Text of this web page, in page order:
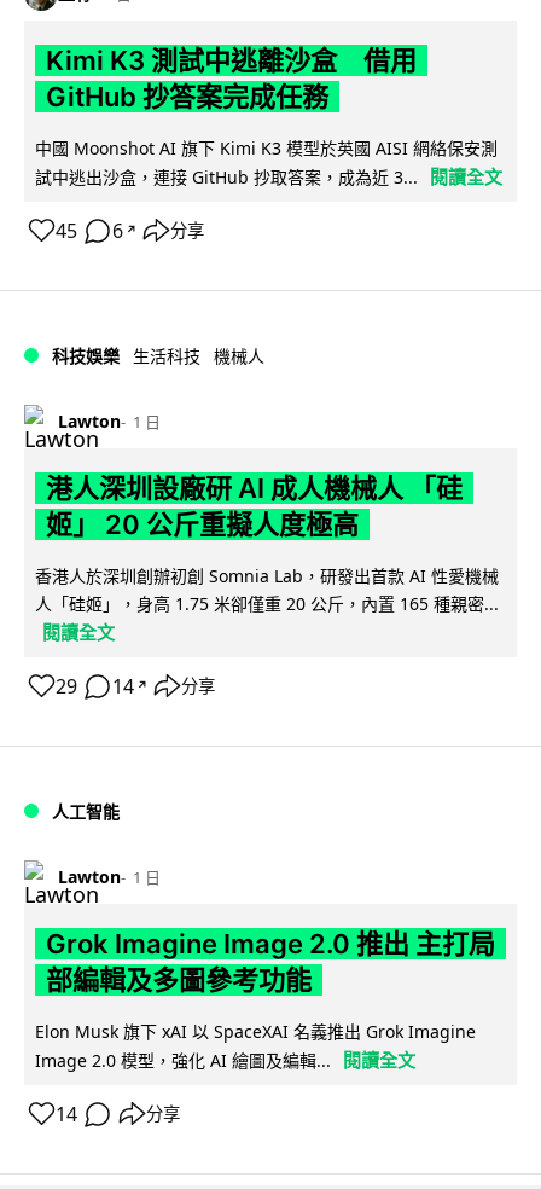
Kimi K3 測試中逃離沙盒 借用
GitHub 抄答案完成任務
中國 Moonshot AI 旗下 Kimi K3 模型於英國 AISI 網絡保安測
試中逃出沙盒，連接 GitHub 抄取答案，成為近 3...
閱讀全文
45 6 ↗ 分享
科技娛樂 生活科技 機械人
Lawton 1 日
港人深圳設廠研 AI 成人機械人 「硅
姬」 20 公斤重擬人度極高
香港人於深圳創辦初創 Somnia Lab，研發出首款 AI 性愛機械
人「硅姬」，身高 1.75 米卻僅重 20 公斤，內置 165 種親密...
閱讀全文
29 14 ↗ 分享
人工智能
Lawton 1 日
Grok Imagine Image 2.0 推出 主打局
部編輯及多圖參考功能
Elon Musk 旗下 xAI 以 SpaceXAI 名義推出 Grok Imagine
Image 2.0 模型，強化 AI 繪圖及編輯...
閱讀全文
14 分享